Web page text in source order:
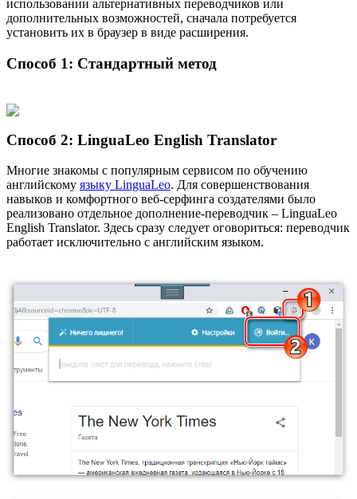
использовании альтернативных переводчиков или
дополнительных возможностей, сначала потребуется
установить их в браузер в виде расширения.
Способ 1: Стандартный метод
Способ 2: LinguaLeo English Translator
Многие знакомы с популярным сервисом по обучению
английскому языку LinguaLeo. Для совершенствования
навыков и комфортного веб-серфинга создателями было
реализовано отдельное дополнение-переводчик – LinguaLeo
English Translator. Здесь сразу следует оговориться: переводчик
работает исключительно с английским языком.